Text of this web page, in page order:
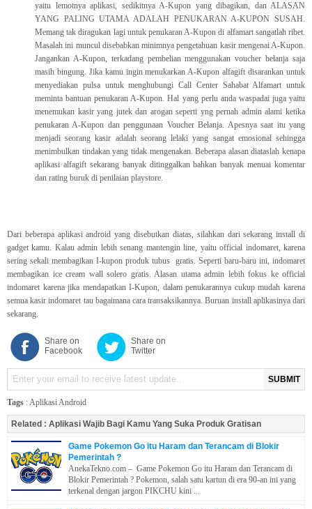
yaitu lemotnya aplikasi, sedikitnya A-Kupon yang dibagikan, dan ALASAN
YANG PALING UTAMA ADALAH PENUKARAN A-KUPON SUSAH.
Memang tak diragukan lagi untuk penukaran A-Kupon di alfamart sangatlah ribet.
Masalah ini muncul disebabkan minimnya pengetahuan kasir mengenai A-Kupon.
Jangankan A-Kupon, terkadang pembelian menggunakan voucher belanja saja
masih bingung. Jika kamu ingin menukarkan A-Kupon alfagift disarankan untuk
menyediakan pulsa untuk menghubungi Call Center Sahabat Alfamart untuk
meminta bantuan penukaran A-Kupon. Hal yang perlu anda waspadai juga yaitu
menemukan kasir yang jutek dan arogan seperti yng pernah admin alami ketika
penukaran A-Kupon dan penggunaan Voucher Belanja. Apesnya saat itu yang
menjadi seorang kasir adalah seorang lelaki yang sangat emosional sehingga
menimbulkan tindakan yang tidak mengenakan. Beberapa alasan diataslah kenapa
aplikasi alfagift sekarang banyak ditinggalkan bahkan banyak menuai komentar
dan rating buruk di penilaian playstore.
Dari beberapa aplikasi android yang disebutkan diatas, silahkan dari sekarang install di
gadget kamu. Kalau admin lebih senang mantengin line, yaitu official indomaret, karena
sering sekali membagikan I-kupon produk tubus gratis. Seperti baru-baru ini, indomaret
membagikan ice cream wall solero gratis. Alasan utama admin lebih fokus ke official
indomaret karena jika mendapatkan I-Kupon, dalam penukarannya cukup mudah karena
semua kasir indomaret tau bagaimana cara transaksikannya. Buruan install aplikasinya dari
sekarang.
Share on
Facebook
Share on
Twitter
SUBMIT
Tags :Aplikasi Android
Related : Aplikasi Wajib Bagi Kamu Yang Suka Produk Gratisan
Game Pokemon Go itu Haram dan Terancam di Blokir
Pemerintah ?
AnekaTekno.com – Game Pokemon Go itu Haram dan Terancam di
Blokir Pemerintah ? Pokemon, salah satu kartun di era 90-an ini yang
terkenal dengan jargon PIKCHU kini ...